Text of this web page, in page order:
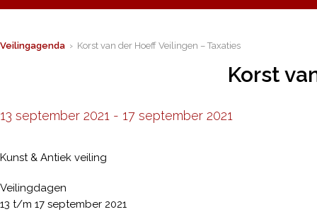
Veilingagenda › Korst van der Hoeff Veilingen – Taxaties
Korst
13 september 2021 - 17 september 2021
Kunst & Antiek veiling
Veilingdagen
13 t/m 17 september 2021